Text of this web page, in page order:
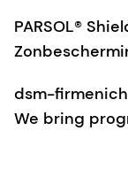
PARSOL®
dsm-firmenich
We bring